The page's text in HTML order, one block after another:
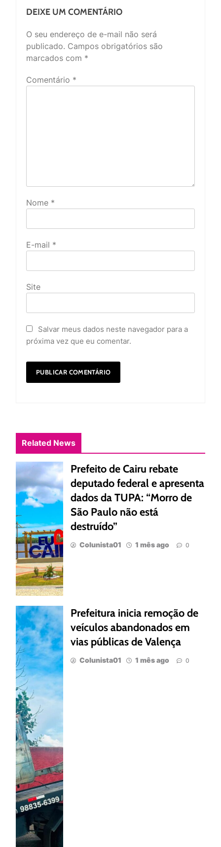
DEIXE UM COMENTÁRIO
O seu endereço de e-mail não será
publicado. Campos obrigatórios são
marcados com *
Comentário *
Nome *
E-mail *
Site
Salvar meus dados neste navegador para a
próxima vez que eu comentar.
Related News
Prefeito de Cairu rebate
deputado federal e apresenta
dados da TUPA: “Morro de
São Paulo não está
destruído”
Colunista01 1 mês ago 0
Prefeitura inicia remoção de
veículos abandonados em
vias públicas de Valença
Colunista01 1 mês ago 0